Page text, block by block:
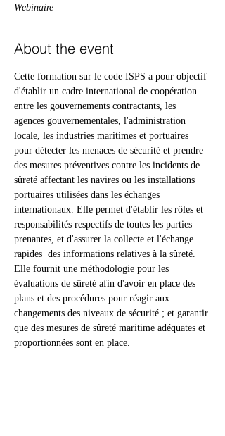
Webinaire
About the event
Cette formation sur le code ISPS a pour objectif
d'établir un cadre international de coopération
entre les gouvernements contractants, les
agences gouvernementales, l'administration
locale, les industries maritimes et portuaires
pour détecter les menaces de sécurité et prendre
des mesures préventives contre les incidents de
sûreté affectant les navires ou les installations
portuaires utilisées dans les échanges
internationaux. Elle permet d'établir les rôles et
responsabilités respectifs de toutes les parties
prenantes, et d'assurer la collecte et l'échange
rapides  des informations relatives à la sûreté.
Elle fournit une méthodologie pour les
évaluations de sûreté afin d'avoir en place des
plans et des procédures pour réagir aux
changements des niveaux de sécurité ; et garantir
que des mesures de sûreté maritime adéquates et
proportionnées sont en place.